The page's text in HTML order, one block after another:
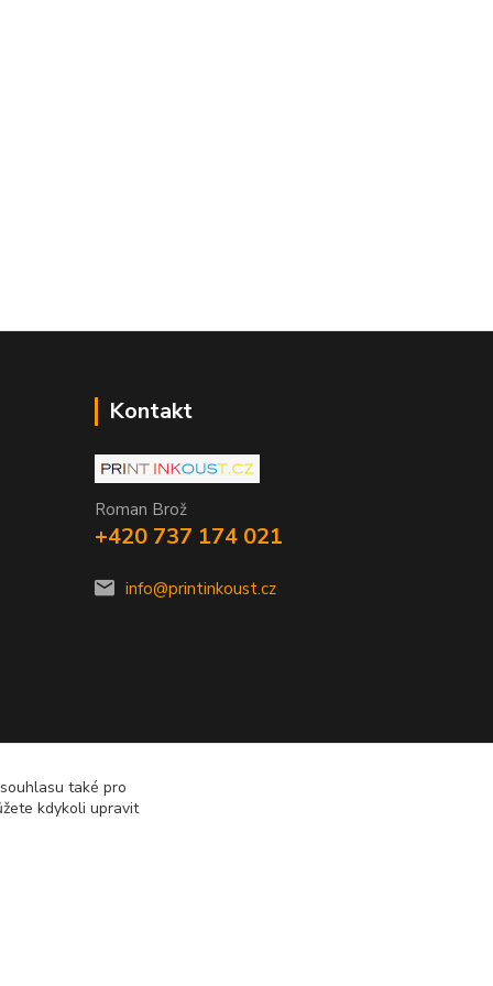
Kontakt
Roman Brož
+420 737 174 021
info@printinkoust.cz
také pro
kdykoli upravit